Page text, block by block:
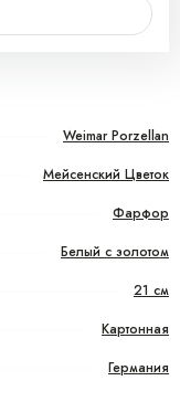
Weimar Porzellan
Мейсенский Цветок
Фарфор
Белый с золотом
21 см
Картонная
Германия